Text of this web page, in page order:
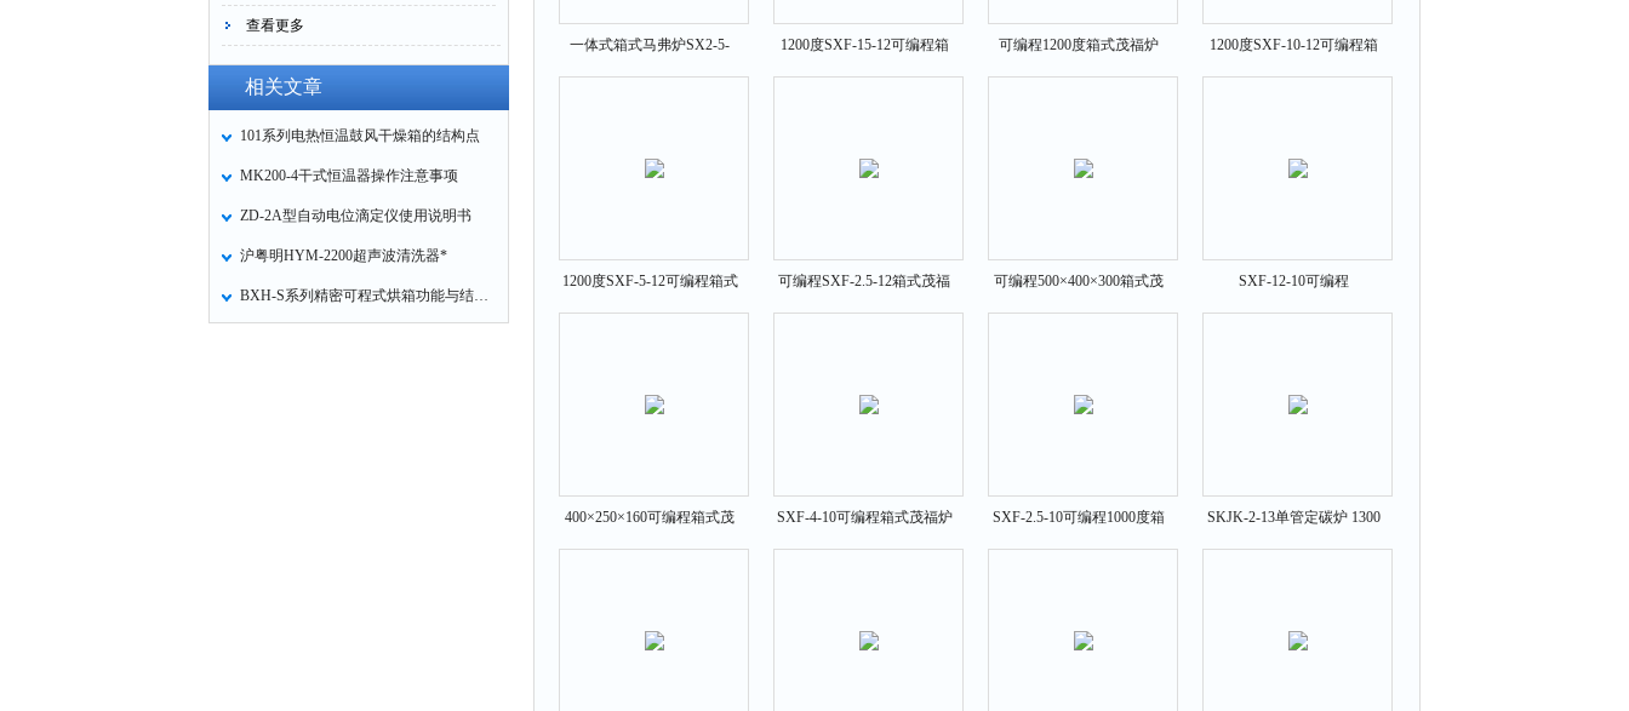
查看更多
相关文章
101系列电热恒温鼓风干燥箱的结构点
MK200-4干式恒温器操作注意事项
ZD-2A型自动电位滴定仪使用说明书
沪粤明HYM-2200超声波清洗器*
BXH-S系列精密可程式烘箱功能与结构特点
一体式箱式马弗炉SX2-5-
12N 1200度马福炉
1200度SXF-15-12可编程箱
式茂福炉
可编程1200度箱式茂福炉
SXF-12-12
1200度SXF-10-12可编程箱
式茂福炉
1200度SXF-5-12可编程箱式
茂福炉
可编程SXF-2.5-12箱式茂福
炉1200度
可编程500×400×300箱式茂
福炉SXF-15-10
SXF-12-10可编程
500×300×200箱式茂福炉
400×250×160可编程箱式茂
福炉SXF-8-10
SXF-4-10可编程箱式茂福炉
300×200×120
SXF-2.5-10可编程1000度箱
式茂福炉
SKJK-2-13单管定碳炉 1300
度马福炉